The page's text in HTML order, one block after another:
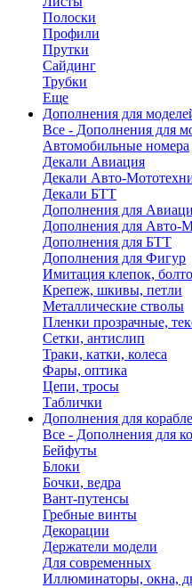
Полоски
Профили
Прутки
Сайдинг
Трубки
Еще
Дополнения для
Все - Дополнения для
Автомобильные номера
Декали Авиация
Декали Авто-
Декали БТТ
Дополнения для
Дополнения для Авто-
Дополнения для БТТ
Дополнения для Фигур
Имитация клепок,
Крепеж, шкивы, петли
Металлические стволы
Пленки прозрачные,
Сетки, антислип
Траки, катки, колеса
Фары, оптика
Цепи, тросы
Таблички
Дополнения для
Все - Дополнения для
Бейфуты
Блоки
Бочки, ведра
Вант-путенсы
Гребные винты
Декорации
Держатели модели
Для современных
Иллюминаторы, окна,